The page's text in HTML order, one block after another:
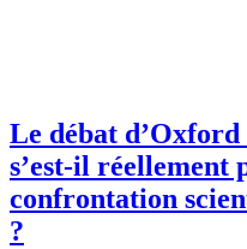
Le débat
s’est-il réellement
confrontation
?